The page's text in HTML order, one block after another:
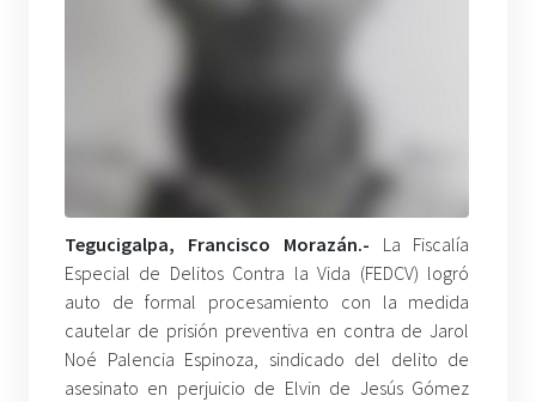
Tegucigalpa, Francisco Morazán.- La Fiscalía
Especial de Delitos Contra la Vida (FEDCV) logró
auto de formal procesamiento con la medida
cautelar de prisión preventiva en contra de Jarol
Noé Palencia Espinoza, sindicado del delito de
asesinato en perjuicio de Elvin de Jesús Gómez